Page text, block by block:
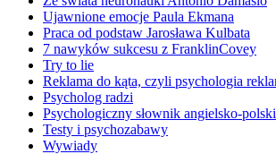
Ujawnione emocje Paula Ekmana
Praca od podstaw Jarosława Kulbata
7 nawyków sukcesu z FranklinCovey
Try to lie
Reklama do kąta, czyli psychologia
Psycholog radzi
Psychologiczny słownik angielsko-polski
Testy i psychozabawy
Wywiady